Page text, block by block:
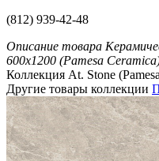
(812) 939-42-48
Описание товара
600x1200 (Pamesa
Коллекция At. Stone
Другие товары коллекции